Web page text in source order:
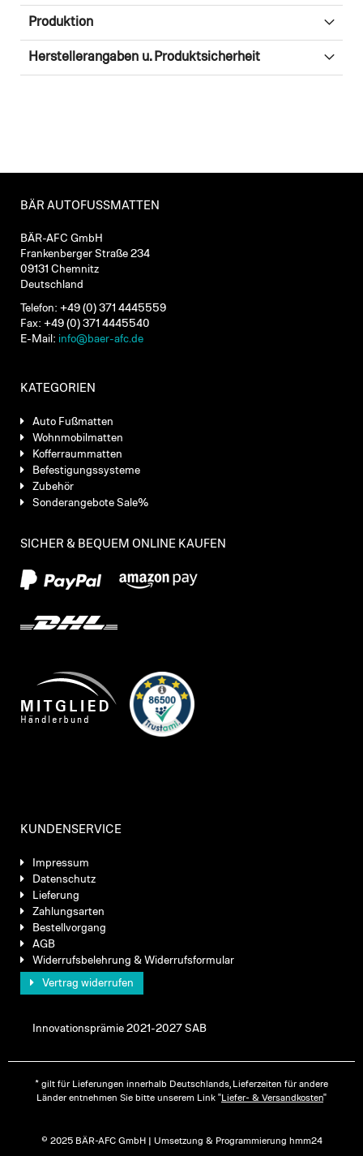
Produktion
Herstellerangaben u. Produktsicherheit
BÄR AUTOFUSSMATTEN
BÄR-AFC GmbH
Frankenberger Straße 234
09131 Chemnitz
Deutschland
Telefon: +49 (0) 371 4445559
Fax: +49 (0) 371 4445540
E-Mail: info@baer-afc.de
KATEGORIEN
Auto Fußmatten
Wohnmobilmatten
Kofferraummatten
Befestigungssysteme
Zubehör
Sonderangebote Sale%
SICHER & BEQUEM ONLINE KAUFEN
KUNDENSERVICE
Impressum
Datenschutz
Lieferung
Zahlungsarten
Bestellvorgang
AGB
Widerrufsbelehrung & Widerrufsformular
Vertrag widerrufen
Innovationsprämie 2021-2027 SAB
* gilt für Lieferungen innerhalb Deutschlands, Lieferzeiten für andere
Länder entnehmen Sie bitte unserem Link "Liefer- & Versandkosten"
© 2025 BÄR-AFC GmbH | Umsetzung & Programmierung hmm24